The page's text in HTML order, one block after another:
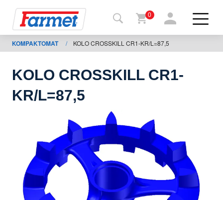
Zpět
na
shop
stroje
Ke
stažení
0
KOMPAKTOMAT / KOLO CROSSKILL CR1-KR/L=87,5
KOLO CROSSKILL CR1-
KR/L=87,5